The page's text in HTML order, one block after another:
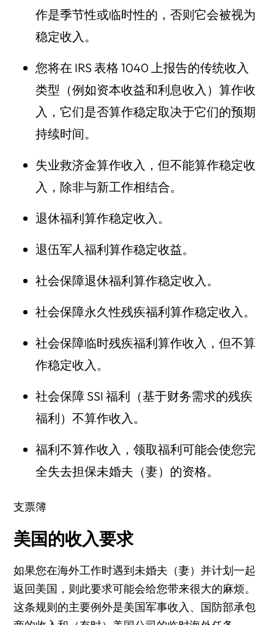
作是季节性或临时性的，否则它会被视为
稳定收入。
您将在 IRS 表格 1040 上报告的传统收入
类型（例如资本收益和利息收入）算作收
入，它们是否算作稳定取决于它们的预期
持续时间。
失业救济金算作收入，但不能算作稳定收
入，除非与新工作相结合。
退休福利算作稳定收入。
退伍军人福利算作稳定收益。
社会保障退休福利算作稳定收入。
社会保障永久性残疾福利算作稳定收入。
社会保障临时残疾福利算作收入，但不算
作稳定收入。
社会保障 SSI 福利（基于财务需求的残疾
福利）不算作收入。
福利不算作收入，领取福利可能会使您完
全失去担保未婚夫（妻）的资格。
支票簿
美国的收入要求
如果您在海外工作时遇到未婚夫（妻）并计划一起
返回美国，则此要求可能会给您带来很大的麻烦。
这条规则的主要例外是美国军事收入、国防部承包